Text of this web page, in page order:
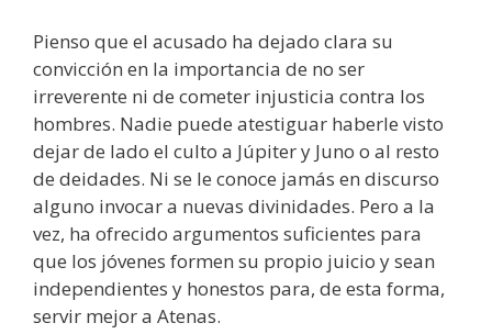
Pienso que el acusado ha dejado clara su
convicción en la importancia de no ser
irreverente ni de cometer injusticia contra los
hombres. Nadie puede atestiguar haberle visto
dejar de lado el culto a Júpiter y Juno o al resto
de deidades. Ni se le conoce jamás en discurso
alguno invocar a nuevas divinidades. Pero a la
vez, ha ofrecido argumentos suficientes para
que los jóvenes formen su propio juicio y sean
independientes y honestos para, de esta forma,
servir mejor a Atenas.